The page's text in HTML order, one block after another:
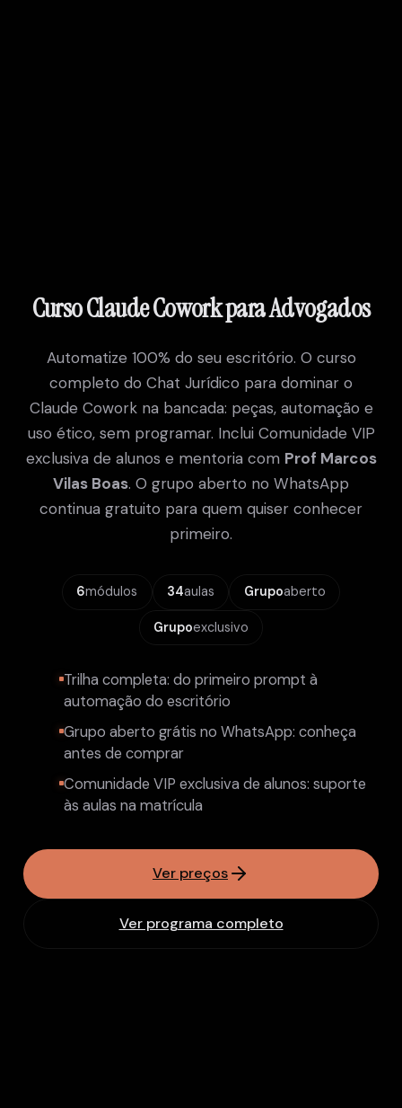
Curso Claude Cowork para Advogados
Automatize 100% do seu escritório. O curso
completo do Chat Jurídico para dominar o
Claude Cowork na bancada: peças, automação e
uso ético, sem programar. Inclui Comunidade VIP
exclusiva de alunos e mentoria com Prof Marcos
Vilas Boas. O grupo aberto no WhatsApp
continua gratuito para quem quiser conhecer
primeiro.
6módulos 34aulas Grupoaberto
Grupoexclusivo
Trilha completa: do primeiro prompt à
automação do escritório
Grupo aberto grátis no WhatsApp: conheça
antes de comprar
Comunidade VIP exclusiva de alunos: suporte
às aulas na matrícula
Ver preços
Ver programa completo